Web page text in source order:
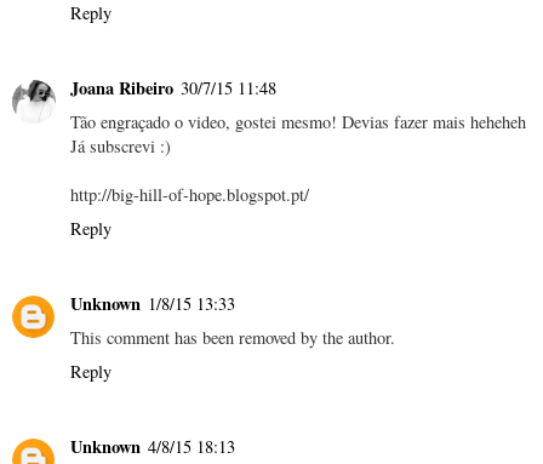
Reply
Joana Ribeiro 30/7/15 11:48
Tão engraçado o video, gostei mesmo! Devias fazer mais heheheh
Já subscrevi :)
http://big-hill-of-hope.blogspot.pt/
Reply
Unknown 1/8/15 13:33
This comment has been removed by the author.
Reply
Unknown 4/8/15 18:13